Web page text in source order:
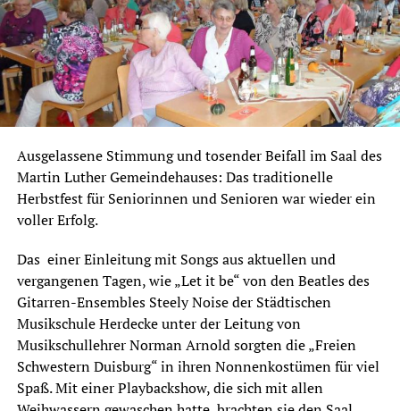
Ausgelassene Stimmung und tosender Beifall im Saal des
Martin Luther Gemeindehauses: Das traditionelle
Herbstfest für Seniorinnen und Senioren war wieder ein
voller Erfolg.
Das einer Einleitung mit Songs aus aktuellen und
vergangenen Tagen, wie „Let it be“ von den Beatles des
Gitarren-Ensembles Steely Noise der Städtischen
Musikschule Herdecke unter der Leitung von
Musikschullehrer Norman Arnold sorgten die „Freien
Schwestern Duisburg“ in ihren Nonnenkostümen für viel
Spaß. Mit einer Playbackshow, die sich mit allen